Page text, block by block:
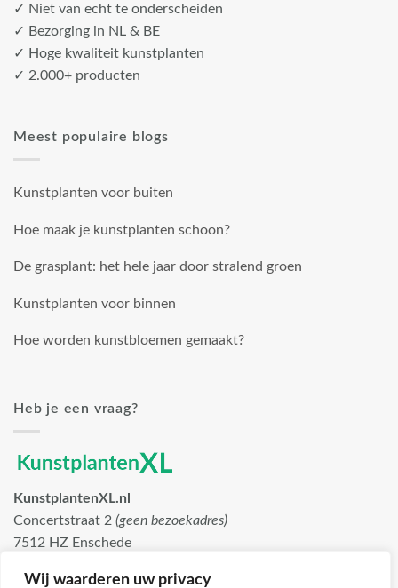
Wij waarderen uw privacy
✓ Niet van echt te onderscheiden
✓ Bezorging in NL & BE
✓ Hoge kwaliteit kunstplanten
✓ 2.000+ producten
Meest populaire blogs
Kunstplanten voor buiten
Hoe maak je kunstplanten schoon?
De grasplant: het hele jaar door stralend groen
Kunstplanten voor binnen
Hoe worden kunstbloemen gemaakt?
Heb je een vraag?
KunstplantenXL.nl
Concertstraat 2 (geen bezoekadres)
7512 HZ Enschede